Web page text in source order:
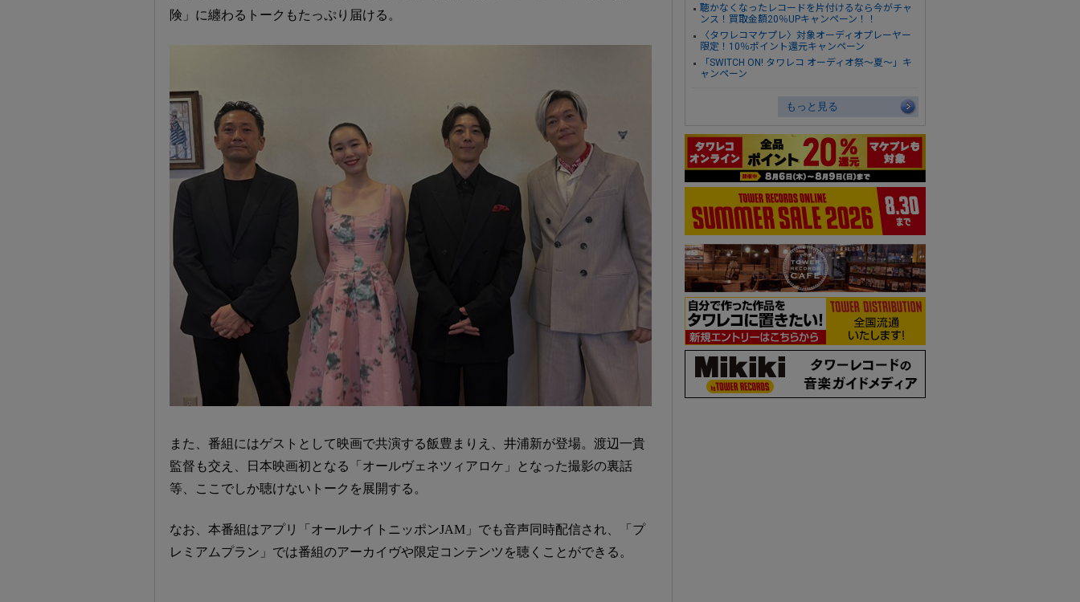
険」に纏わるトークもたっぷり届ける。
また、番組にはゲストとして映画で共演する飯豊まりえ、井浦新が登場。渡辺一貴
監督も交え、日本映画初となる「オールヴェネツィアロケ」となった撮影の裏話
等、ここでしか聴けないトークを展開する。
なお、本番組はアプリ「オールナイトニッポンJAM」でも音声同時配信され、「プ
レミアムプラン」では番組のアーカイヴや限定コンテンツを聴くことができる。
聴かなくなったレコードを片付けるなら今がチャ
ンス！買取金額20％UPキャンペーン！！
〈タワレコマケプレ〉対象オーディオプレーヤー
限定！10％ポイント還元キャンペーン
「SWITCH ON! タワレコ オーディオ祭～夏～」キ
ャンペーン
もっと見る